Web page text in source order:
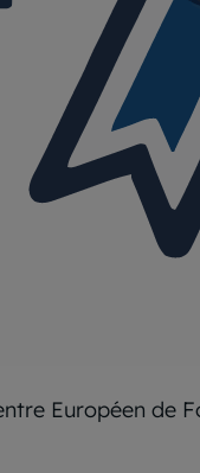
Européen de